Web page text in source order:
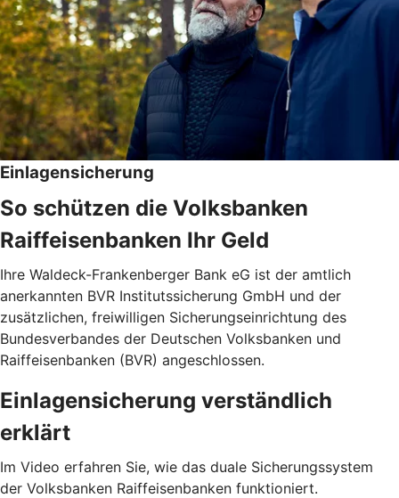
Einlagensicherung
So schützen die Volksbanken
Raiffeisenbanken Ihr Geld
Ihre Waldeck-Frankenberger Bank eG ist der amtlich
anerkannten BVR Institutssicherung GmbH und der
zusätzlichen, freiwilligen Sicherungseinrichtung des
Bundesverbandes der Deutschen Volksbanken und
Raiffeisenbanken (BVR) angeschlossen.
Einlagensicherung verständlich
erklärt
Im Video erfahren Sie, wie das duale Sicherungssystem
der Volksbanken Raiffeisenbanken funktioniert.